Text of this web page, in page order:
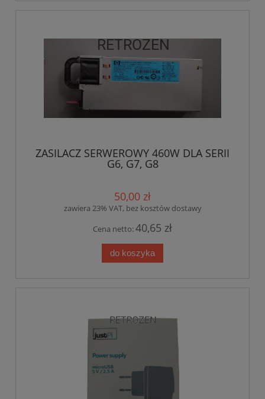
ZASILACZ SERWEROWY 460W DLA SERII
G6, G7, G8
50,00 zł
zawiera 23% VAT, bez kosztów dostawy
Cena netto:40,65 zł
do koszyka